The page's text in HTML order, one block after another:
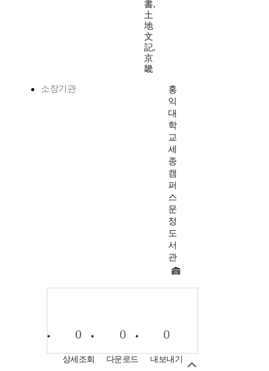
書,
土
地
文
記,
京
畿
소장기관
홍
익
대
학
교
세
종
캠
퍼
스
문
정
도
서
관
0
상세조회
0
다운로드
0
내보내기